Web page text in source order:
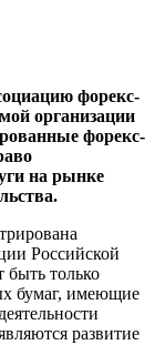
форекс-
организации
форекс-
на рынке
Российской
только
бумаг, имеющие
развитие